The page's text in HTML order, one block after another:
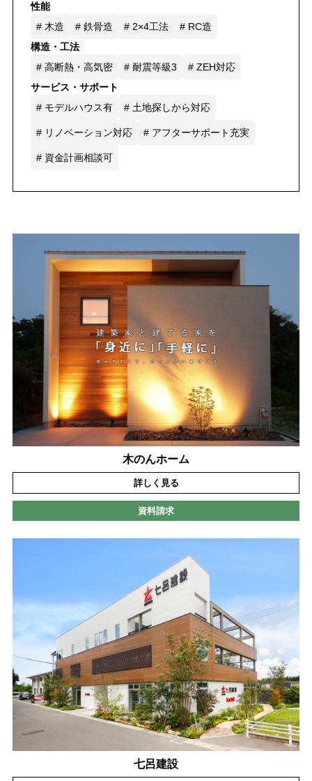
性能
# 木造
# 鉄骨造 # 2×4工法
# RC造
構造・工法
# 高断熱・高気密
# 耐震等級3
# ZEH対応
サービス・サポート
# モデルハウス有
# 土地探しから対応
# リノベーション対応 # アフターサポート充実
# 資金計画相談可
木のんホーム
詳しく見る
資料請求
七呂建設